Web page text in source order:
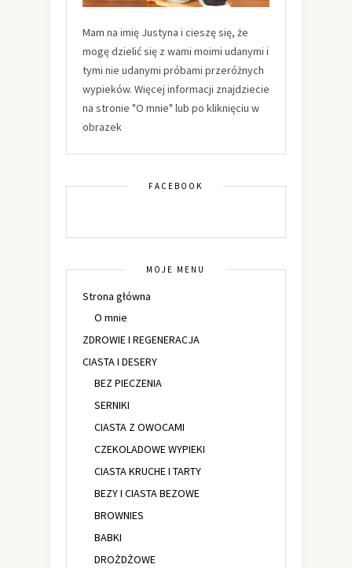
Mam na imię Justyna i cieszę się, że
mogę dzielić się z wami moimi udanymi i
tymi nie udanymi próbami przeróżnych
wypieków. Więcej informacji znajdziecie
na stronie "O mnie" lub po kliknięciu w
obrazek
FACEBOOK
MOJE MENU
Strona główna
O mnie
ZDROWIE I REGENERACJA
CIASTA I DESERY
BEZ PIECZENIA
SERNIKI
CIASTA Z OWOCAMI
CZEKOLADOWE WYPIEKI
CIASTA KRUCHE I TARTY
BEZY I CIASTA BEZOWE
BROWNIES
BABKI
DROŻDŻOWE